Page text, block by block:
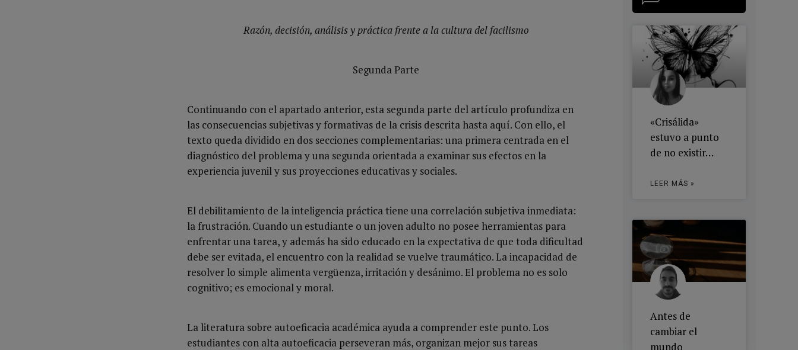
Razón, decisión, análisis y práctica frente a la cultura del facilismo
Segunda Parte
Continuando con el apartado anterior, esta segunda parte del artículo profundiza en
las consecuencias subjetivas y formativas de la crisis descrita hasta aquí. Con ello, el
texto queda dividido en dos secciones complementarias: una primera centrada en el
diagnóstico del problema y una segunda orientada a examinar sus efectos en la
experiencia juvenil y sus proyecciones educativas y sociales.
El debilitamiento de la inteligencia práctica tiene una correlación subjetiva inmediata:
la frustración. Cuando un estudiante o un joven adulto no posee herramientas para
enfrentar una tarea, y además ha sido educado en la expectativa de que toda dificultad
debe ser evitada, el encuentro con la realidad se vuelve traumático. La incapacidad de
resolver lo simple alimenta vergüenza, irritación y desánimo. El problema no es solo
cognitivo; es emocional y moral.
La literatura sobre autoeficacia académica ayuda a comprender este punto. Los
estudiantes con alta autoeficacia perseveran más, organizan mejor sus tareas
«Crisálida»
estuvo a punto
de no existir…
LEER MÁS »
Antes de
cambiar el
mundo